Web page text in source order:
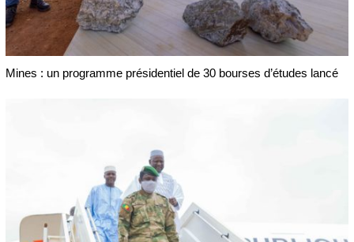
Mines : un programme présidentiel de 30 bourses d’études lancé